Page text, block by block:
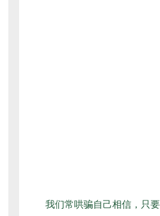
我们常哄骗自己相信，只